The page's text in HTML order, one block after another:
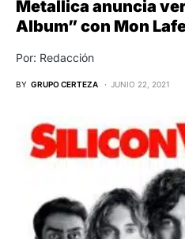
Metallica anuncia
Album” con Mon
Por: Redacción
BY GRUPO CERTEZA JUNIO 22, 2021